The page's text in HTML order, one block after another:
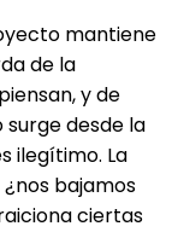
mantiene
de la
y de
desde la
ilegítimo. La
bajamos
ciertas